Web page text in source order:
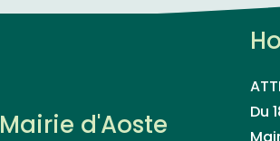
Mairie d'Aoste
Du